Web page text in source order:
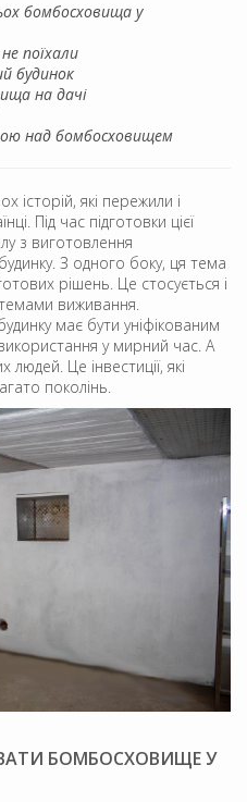
бомбосховища у
поїхали
будинок
на дачі
над бомбосховищем
історій, які пережили і
Під час підготовки цієї
з виготовлення
З одного боку, ця тема
рішень. Це стосується і
виживання.
має бути уніфікованим
у мирний час. А
Це інвестиції, які
поколінь.
БОМБОСХОВИЩЕ У